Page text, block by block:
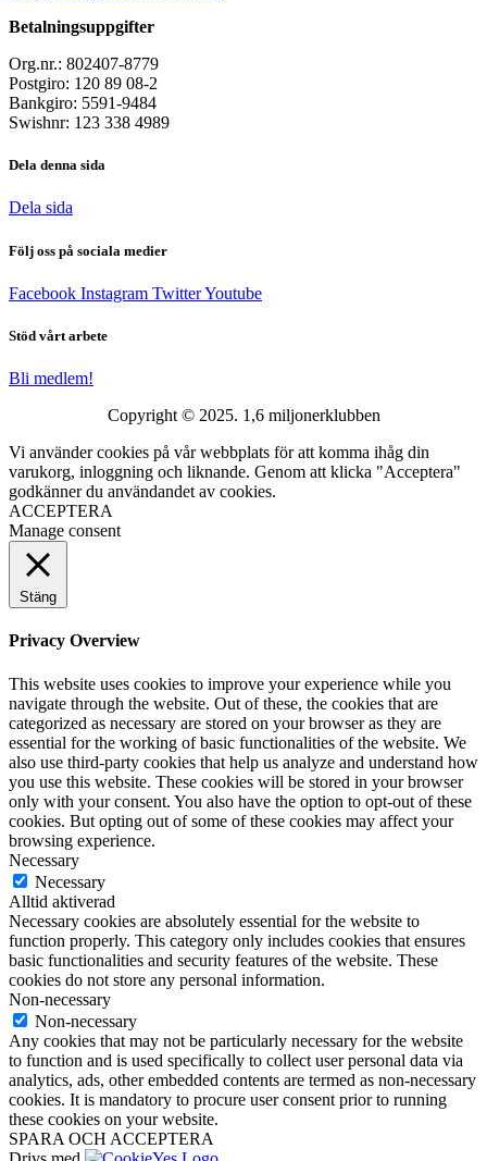
Betalningsuppgifter
Org.nr.: 802407-8779
Postgiro: 120 89 08-2
Bankgiro: 5591-9484
Swishnr: 123 338 4989
Dela denna sida
Dela sida
Följ oss på sociala medier
Facebook Instagram TwitterYoutube
Stöd vårt arbete
Bli medlem!
Copyright © 2025. 1,6 miljonerklubben
Vi använder cookies på vår webbplats för att komma ihåg din
varukorg, inloggning och liknande. Genom att klicka "Acceptera"
godkänner du användandet av cookies.
ACCEPTERA
Manage consent
Stäng
Privacy Overview
This website uses cookies to improve your experience while you
navigate through the website. Out of these, the cookies that are
categorized as necessary are stored on your browser as they are
essential for the working of basic functionalities of the website. We
also use third-party cookies that help us analyze and understand how
you use this website. These cookies will be stored in your browser
only with your consent. You also have the option to opt-out of these
cookies. But opting out of some of these cookies may affect your
browsing experience.
Necessary
Necessary
Alltid aktiverad
Necessary cookies are absolutely essential for the website to
function properly. This category only includes cookies that ensures
basic functionalities and security features of the website. These
cookies do not store any personal information.
Non-necessary
Non-necessary
Any cookies that may not be particularly necessary for the website
to function and is used specifically to collect user personal data via
analytics, ads, other embedded contents are termed as non-necessary
cookies. It is mandatory to procure user consent prior to running
these cookies on your website.
SPARA OCH ACCEPTERA